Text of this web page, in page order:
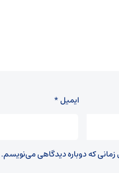
ایمیل*
زمانی که دوباره دیدگاهی می‌نویسم.